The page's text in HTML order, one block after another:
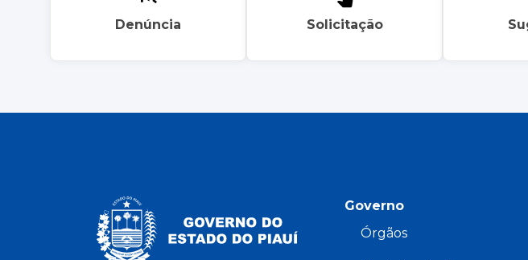
Denúncia Solicitação
Governo
Órgãos